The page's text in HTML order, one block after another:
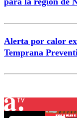
Alerta por calor
Temprana